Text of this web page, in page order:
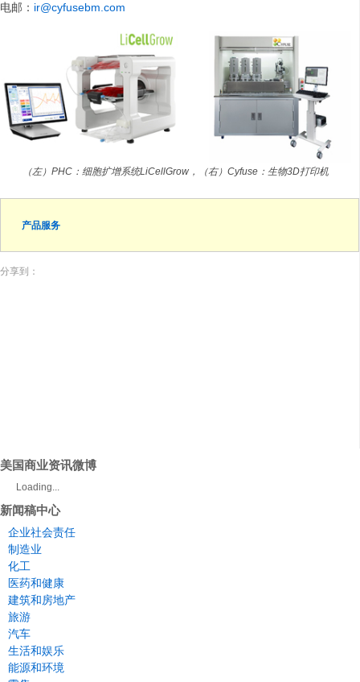
电邮： ir@cyfusebm.com
（左）PHC：细胞扩增系统LiCellGrow，（右）Cyfuse：生物3D打印机
产品服务
分享到：
美国商业资讯微博
Loading...
新闻稿中心
企业社会责任
制造业
化工
医药和健康
建筑和房地产
旅游
汽车
生活和娱乐
能源和环境